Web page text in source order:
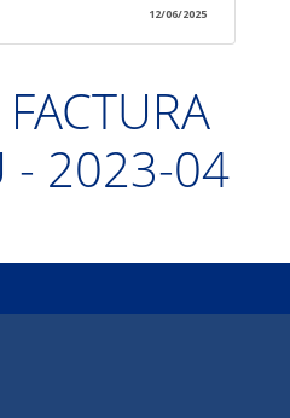
12/06/2025
- 2023-04